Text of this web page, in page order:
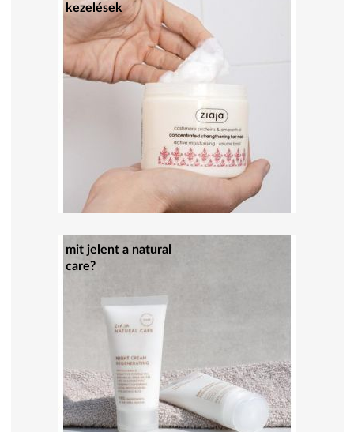
kezelések
mit jelent a natural
care?